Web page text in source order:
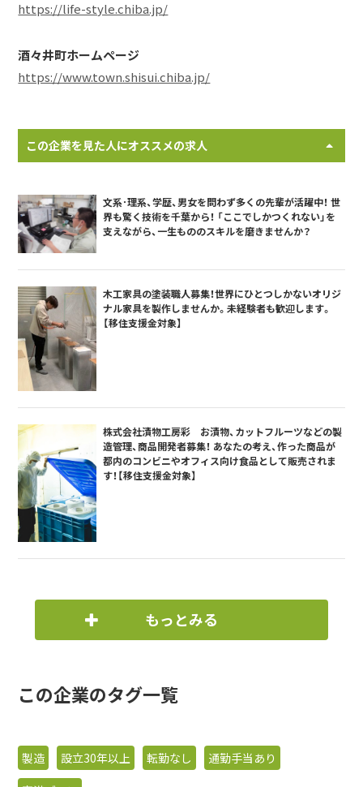
https://life-style.chiba.jp/
酒々井町ホームページ
https://www.town.shisui.chiba.jp/
この企業を見た人にオススメの求人
文系･理系、学歴、男女を問わず多くの先輩が活躍中！ 世
界も驚く技術を千葉から！ 「ここでしかつくれない」を
支えながら、一生もののスキルを磨きませんか？
木工家具の塗装職人募集！世界にひとつしかないオリジ
ナル家具を製作しませんか。未経験者も歓迎します。
【移住支援金対象】
株式会社漬物工房彩 お漬物、カットフルーツなどの製
造管理、商品開発者募集！ あなたの考え、作った商品が
都内のコンビニやオフィス向け食品として販売されま
す！【移住支援金対象】
もっとみる
この企業のタグ一覧
製造 設立30年以上 転勤なし
通勤手当あり